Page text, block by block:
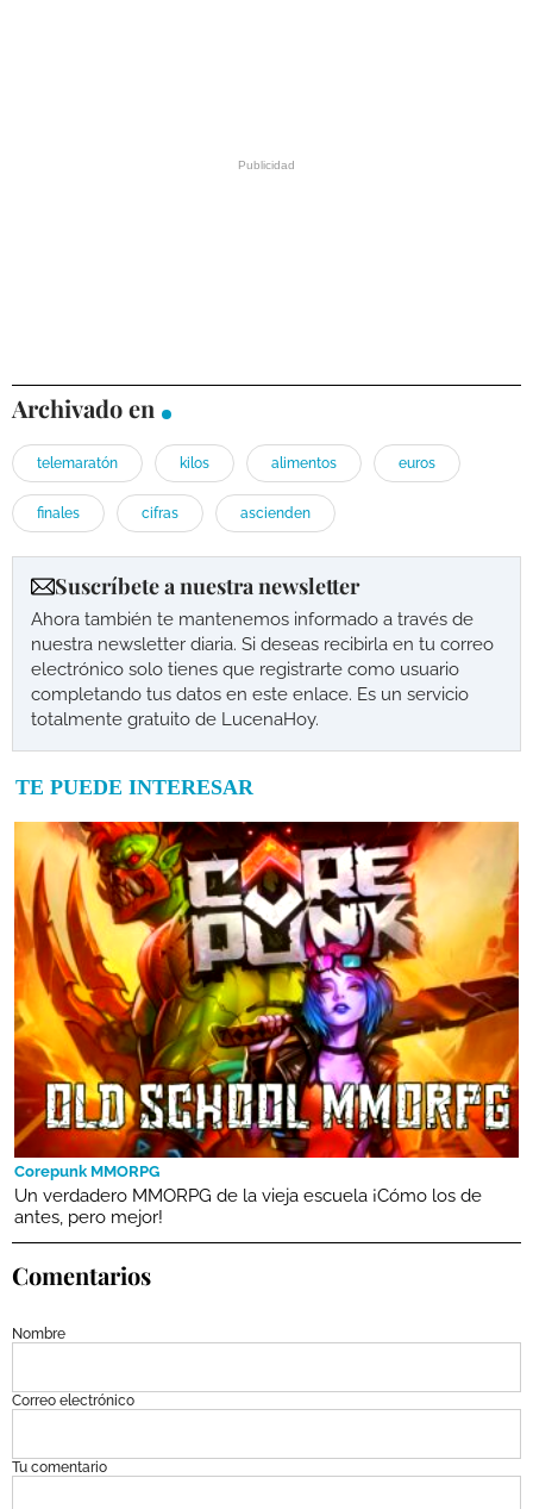
Archivado en
telemaratón kilos alimentos euros
finales cifras ascienden
Suscríbete a nuestra newsletter
Ahora también te mantenemos informado a través de
nuestra newsletter diaria. Si deseas recibirla en tu correo
electrónico solo tienes que registrarte como usuario
completando tus datos en este enlace. Es un servicio
totalmente gratuito de LucenaHoy.
TE PUEDE INTERESAR
Corepunk MMORPG
Un verdadero MMORPG de la vieja escuela ¡Cómo los de
antes, pero mejor!
Comentarios
Nombre
Correo electrónico
Tu comentario